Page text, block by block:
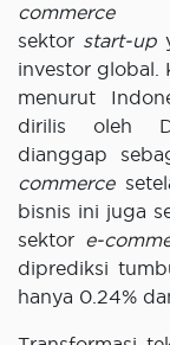
commerce
sektor start-up
investor global.
menurut
dirilis oleh
dianggap
commerce
bisnis ini juga
sektor e-
diprediksi
hanya 0.24%